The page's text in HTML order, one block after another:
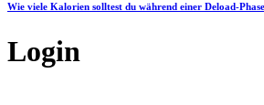
Wie viele Kalorien solltest du während einer Deload-
Login